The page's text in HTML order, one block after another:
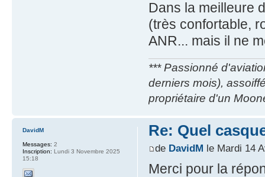
Dans la meilleure
(très confortable,
ANR... mais il ne
*** Passionné
derniers mois),
propriétaire d'un
Re: Quel
de DavidM le Mardi 14
Merci pour la
DavidM
Messages: 2
Inscription: Lundi 3 Novembre 2025
15:18